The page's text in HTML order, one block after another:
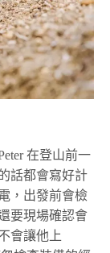
在登山前一
話都會寫好計
，出發前會檢
要現場確認會
會讓他上